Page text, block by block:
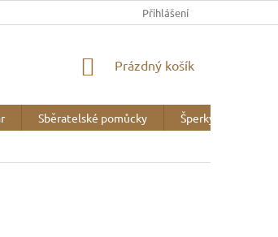
MINERALOGICKÉ WEBY
Přihlášení
NÁKUPNÍ
Prázdný košík
Sběratelské pomůcky Šperky